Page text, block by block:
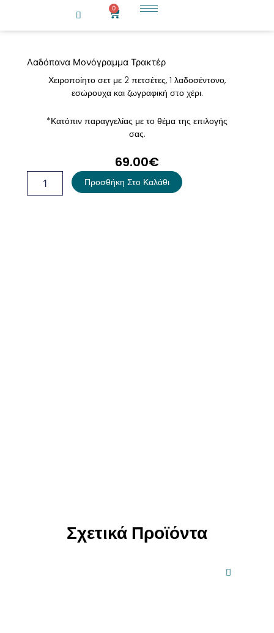
0
Cart
Λαδόπανα Μονόγραμμα Τρακτέρ
Χειροποίητο σετ με 2 πετσέτες, 1 λαδοσέντονο,
εσώρουχα και ζωγραφική στο χέρι.
*Κατόπιν παραγγελίας με το θέμα της επιλογής
σας.
69.00€
Μονόγραμμα
Προσθήκη Στο Καλάθι
Σχετικά Προϊόντα